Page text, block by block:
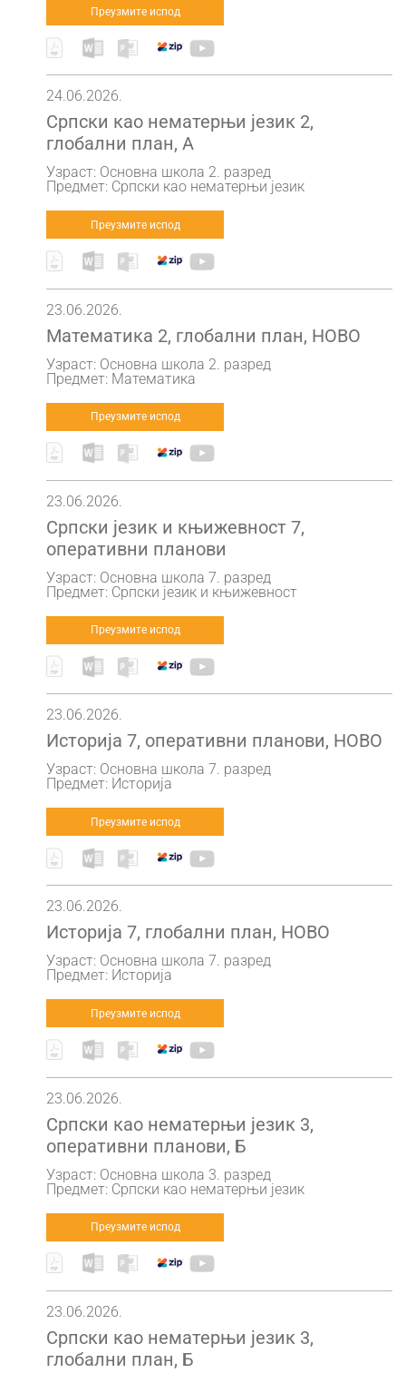
Преузмите испод
24.06.2026.
Српски као нематерњи језик 2,
глобални план, А
Узраст: Основна школа 2. разред
Предмет: Српски као нематерњи језик
Преузмите испод
23.06.2026.
Математика 2, глобални план, НОВО
Узраст: Основна школа 2. разред
Предмет: Математика
Преузмите испод
23.06.2026.
Српски језик и књижевност 7,
оперативни планови
Узраст: Основна школа 7. разред
Предмет: Српски језик и књижевност
Преузмите испод
23.06.2026.
Историја 7, оперативни планови, НОВО
Узраст: Основна школа 7. разред
Предмет: Историја
Преузмите испод
23.06.2026.
Историја 7, глобални план, НОВО
Узраст: Основна школа 7. разред
Предмет: Историја
Преузмите испод
23.06.2026.
Српски као нематерњи језик 3,
оперативни планови, Б
Узраст: Основна школа 3. разред
Предмет: Српски као нематерњи језик
Преузмите испод
23.06.2026.
Српски као нематерњи језик 3,
глобални план, Б